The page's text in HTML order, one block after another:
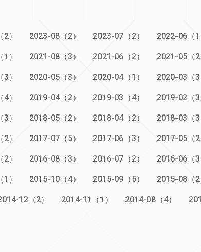
） 2023-08（2） 2023-07（2） 2022-06（
） 2021-08（3） 2021-06（2） 2021-05（
） 2020-05（3） 2020-04（1） 2020-03（
） 2019-04（2） 2019-03（4） 2019-02（
） 2018-05（2） 2018-04（2） 2018-03（
） 2017-07（5） 2017-06（3） 2017-05（
） 2016-08（3） 2016-07（2） 2016-06（
） 2015-10（4） 2015-09（5） 2015-08（
12（2） 2014-11（1） 2014-08（4）